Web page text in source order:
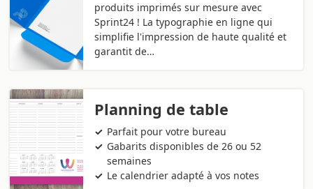
produits imprimés sur mesure avec
Sprint24 ! La typographie en ligne qui
simplifie l'impression de haute qualité et
garantit de…
Planning de table
Parfait pour votre bureau
Gabarits disponibles de 26 ou 52
semaines
Le calendrier adapté à vos notes